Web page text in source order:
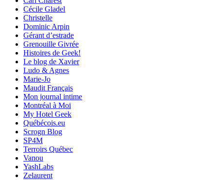
Cécile Gladel
Christelle
Dominic Arpin
Gérant d’estrade
Grenouille Givrée
Histoires de Geek!
Le blog de Xavier
Ludo & Agnes
Marie-Jo
Maudit Français
Mon journal intime
Montréal à Moi
My Hotel Geek
Québécois.eu
Scrogn Blog
SP4M
Terroirs Québec
Vanou
YashLabs
Zelaurent